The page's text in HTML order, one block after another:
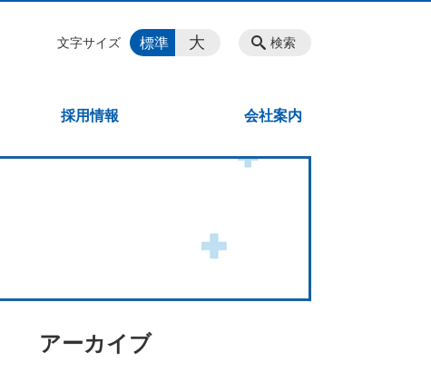
採用情報 会社案内
検索
文字サイズ 標準 大
アーカイブ